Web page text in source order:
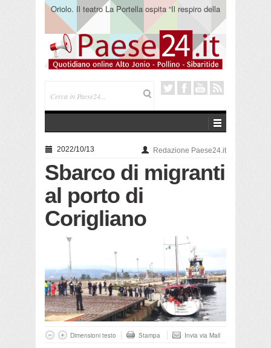
Oriolo. Il teatro La Portella ospita “Il respiro della
terra” del collettivo 365
2022/10/13 Redazione Paese24.it
Sbarco di migranti
al porto di
Corigliano
Dimensioni testo Stampa Invia via Mail